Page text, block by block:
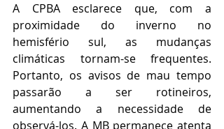
A CPBA esclarece que, com a
proximidade do inverno no
hemisfério sul, as mudanças
climáticas tornam-se frequentes.
Portanto, os avisos de mau tempo
passarão a ser rotineiros,
aumentando a necessidade de
observá-los. A MB permanece atenta